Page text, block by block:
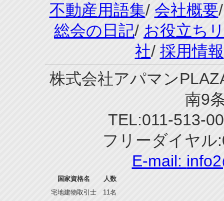
不動産用語集/ 会社概要
総会の日記/ お役立ち
社/ 採用情報
株式会社アパマン
南9
TEL:011-513-
フリーダイヤル
E-mail:
国家資格名
人数
宅地建物取引士
11名